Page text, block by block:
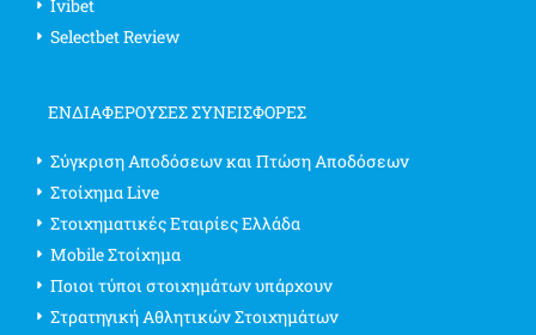
Ivibet
Selectbet Review
ΕΝΔΙΑΦΈΡΟΥΣΕΣ ΣΥΝΕΙΣΦΟΡΈΣ
Σύγκριση Αποδόσεων και Πτώση Αποδόσεων
Στοίχημα Live
Στοιχηματικές Εταιρίες Ελλάδα
Mobile Στοίχημα
Ποιοι τύποι στοιχημάτων υπάρχουν
Στρατηγική Αθλητικών Στοιχημάτων